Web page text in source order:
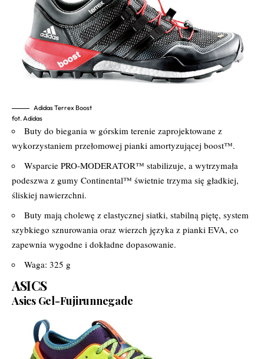
Adidas Terrex Boost
fot. Adidas
Buty do biegania w górskim terenie zaprojektowane z
wykorzystaniem przełomowej pianki amortyzującej boost™.
Wsparcie PRO-MODERATOR™ stabilizuje, a wytrzymała
podeszwa z gumy Continental™ świetnie trzyma się gładkiej,
śliskiej nawierzchni.
Buty mają cholewę z elastycznej siatki, stabilną piętę, system
szybkiego sznurowania oraz wierzch języka z pianki EVA, co
zapewnia wygodne i dokładne dopasowanie.
Waga: 325 g
ASICS
Asics Gel-Fujirunnegade